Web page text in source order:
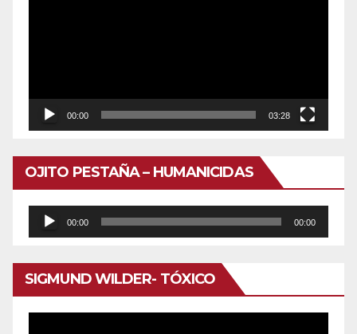
00:00 03:28
OJITO PESTAÑA – HUMANICIDAS
Reproductor
de
audio
00:00 00:00
SIGMUND WILDER- TÓXICO